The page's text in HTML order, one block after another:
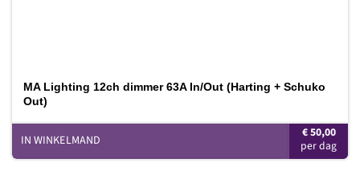
MA Lighting 12ch dimmer 63A In/Out (Harting + Schuko
Out)
€50,00
IN WINKELMAND